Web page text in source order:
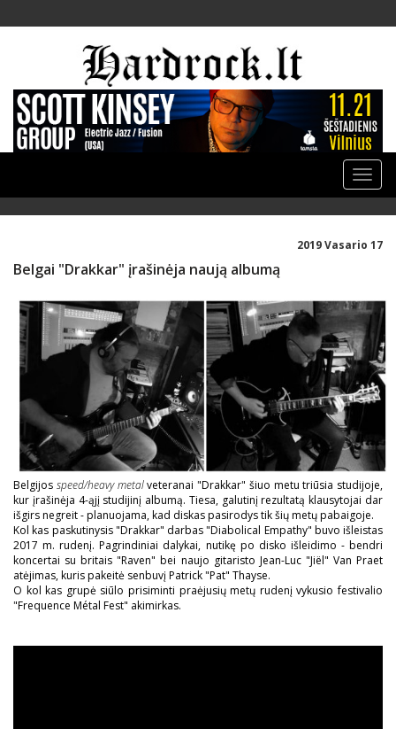
Toggle
2019 Vasario 17
Belgai "Drakkar" įrašinėja naują albumą
Belgijos speed/heavy metalveteranai "Drakkar" šiuo metu triūsia studijoje,
kur įrašinėja 4-ąjį studijinį albumą. Tiesa, galutinį rezultatą klausytojai dar
išgirs negreit - planuojama, kad diskas pasirodys tik šių metų pabaigoje.
Kol kas paskutinysis "Drakkar" darbas "Diabolical Empathy" buvo išleistas
2017 m. rudenį. Pagrindiniai dalykai, nutikę po disko išleidimo - bendri
koncertai su britais "Raven" bei naujo gitaristo Jean-Luc "Jiël" Van Praet
atėjimas, kuris pakeitė senbuvį Patrick "Pat" Thayse.
O kol kas grupė siūlo prisiminti praėjusių metų rudenį vykusio festivalio
"Frequence Métal Fest" akimirkas.